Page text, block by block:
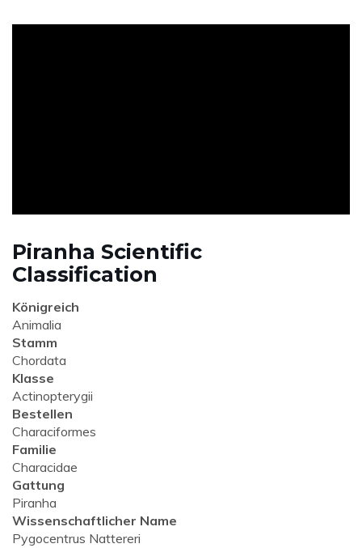
Piranha Scientific
Classification
Königreich
Animalia
Stamm
Chordata
Klasse
Actinopterygii
Bestellen
Characiformes
Familie
Characidae
Gattung
Piranha
Wissenschaftlicher Name
Pygocentrus Nattereri